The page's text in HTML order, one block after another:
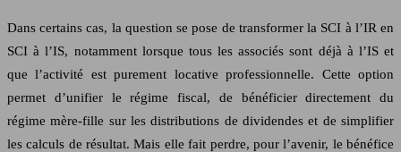
Dans certains cas, la question se pose de transformer la SCI à l’IR en
SCI à l’IS, notamment lorsque tous les associés sont déjà à l’IS et
que l’activité est purement locative professionnelle. Cette option
permet d’unifier le régime fiscal, de bénéficier directement du
régime mère-fille sur les distributions de dividendes et de simplifier
les calculs de résultat. Mais elle fait perdre, pour l’avenir, le bénéfice